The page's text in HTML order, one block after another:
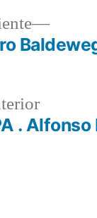
Entrada
. Alfonso
Entrada